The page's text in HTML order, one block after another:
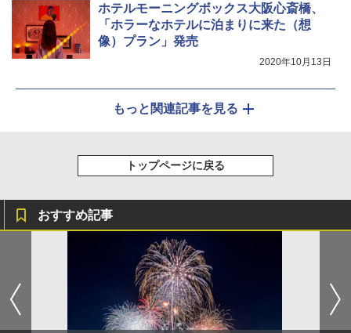
ホテルモーニングボックス大阪心斎橋、
「ホラーなホテルに泊まりに来た（想
像）プラン」発売
2020年10月13日
もっと関連記事を見る
トップページに戻る
おすすめ記事